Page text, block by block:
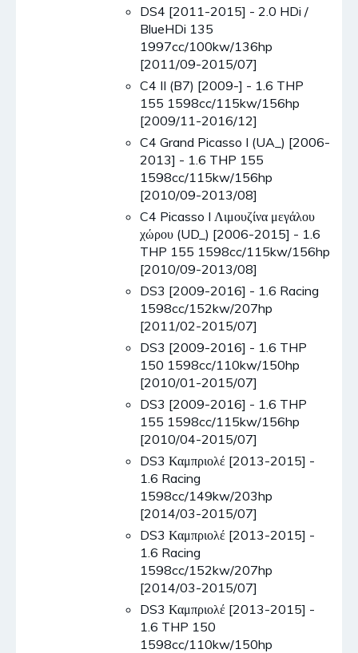
DS4 [2011-2015] - 2.0 HDi /
BlueHDi 135
1997cc/100kw/136hp
[2011/09-2015/07]
C4 II (B7) [2009-] - 1.6 THP
155 1598cc/115kw/156hp
[2009/11-2016/12]
C4 Grand Picasso I (UA_) [2006-
2013] - 1.6 THP 155
1598cc/115kw/156hp
[2010/09-2013/08]
C4 Picasso I Λιμουζίνα μεγάλου
χώρου (UD_) [2006-2015] - 1.6
THP 155 1598cc/115kw/156hp
[2010/09-2013/08]
DS3 [2009-2016] - 1.6 Racing
1598cc/152kw/207hp
[2011/02-2015/07]
DS3 [2009-2016] - 1.6 THP
150 1598cc/110kw/150hp
[2010/01-2015/07]
DS3 [2009-2016] - 1.6 THP
155 1598cc/115kw/156hp
[2010/04-2015/07]
DS3 Καμπριολέ [2013-2015] -
1.6 Racing
1598cc/149kw/203hp
[2014/03-2015/07]
DS3 Καμπριολέ [2013-2015] -
1.6 Racing
1598cc/152kw/207hp
[2014/03-2015/07]
DS3 Καμπριολέ [2013-2015] -
1.6 THP 150
1598cc/110kw/150hp